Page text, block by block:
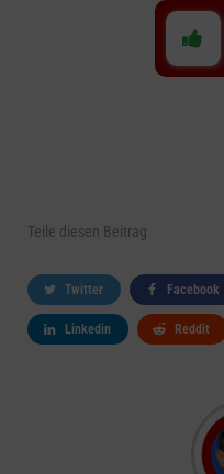
Teile diesen Beitrag
Twitter Facebook
Linkedin Reddit